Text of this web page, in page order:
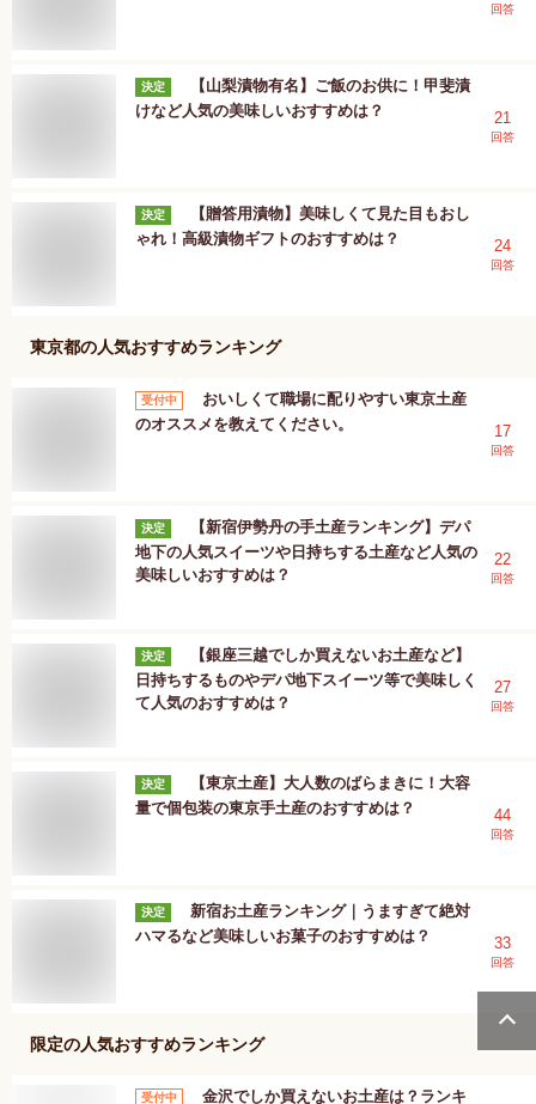
回答
決定
【山梨漬物有名】ご飯のお供に！甲斐漬
けなど人気の美味しいおすすめは？
21
回答
決定
【贈答用漬物】美味しくて見た目もおし
ゃれ！高級漬物ギフトのおすすめは？
24
回答
東京都の人気おすすめランキング
受付中
おいしくて職場に配りやすい東京土産
のオススメを教えてください。
17
回答
決定
【新宿伊勢丹の手土産ランキング】デパ
地下の人気スイーツや日持ちする土産など人気の
美味しいおすすめは？
22
回答
決定
【銀座三越でしか買えないお土産など】
日持ちするものやデパ地下スイーツ等で美味しく
て人気のおすすめは？
27
回答
決定
【東京土産】大人数のばらまきに！大容
量で個包装の東京手土産のおすすめは？
44
回答
決定
新宿お土産ランキング｜うますぎて絶対
ハマるなど美味しいお菓子のおすすめは？
33
回答
限定の人気おすすめランキング
受付中 金沢でしか買えないお土産は？ランキ